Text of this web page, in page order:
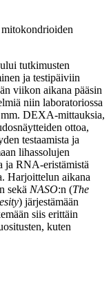
tutkimusten
ja testipäiviin
viikon aikana pääsin
niin laboratoriossa
DEXA-mittauksia,
ottoa,
testaamista ja
lihassolujen
ja RNA-eristämistä
Harjoittelun aikana
sekä NASO:n (The
) järjestämään
siis erittäin
kuten